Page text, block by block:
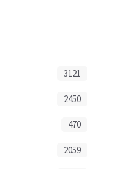
3121
2450
470
2059